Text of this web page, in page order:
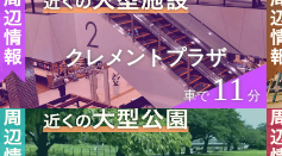
クレメントプラザ
車で11 分